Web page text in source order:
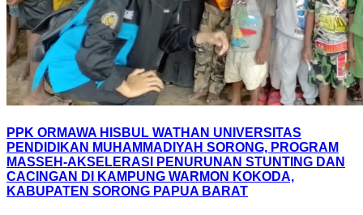
PPK ORMAWA HISBUL WATHAN UNIVERSITAS
PENDIDIKAN MUHAMMADIYAH SORONG, PROGRAM
MASSEH-AKSELERASI PENURUNAN STUNTING DAN
CACINGAN DI KAMPUNG WARMON KOKODA,
KABUPATEN SORONG PAPUA BARAT